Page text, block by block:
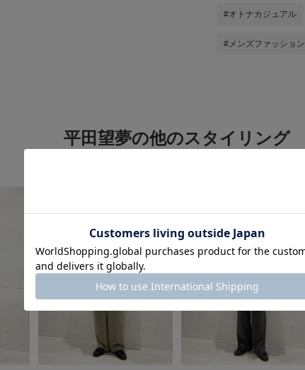
#オトナカジュアル
#メンズファッション
平田望夢の他のスタイリング